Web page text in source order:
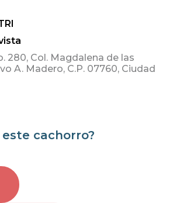
280, Col. Magdalena de las
A. Madero, C.P. 07760, Ciudad
cachorro?